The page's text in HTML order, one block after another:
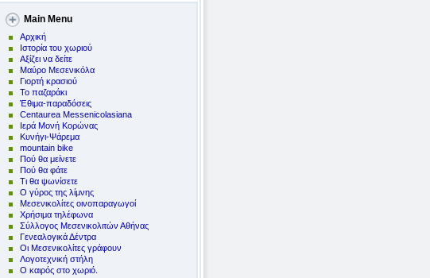
Main Menu
Αρχική
Ιστορία του χωριού
Αξίζει να δείτε
Μαύρο Μεσενικόλα
Γιορτή κρασιού
Το παζαράκι
Έθιμα-παραδόσεις
Centaurea Messenicolasiana
Ιερά Μονή Κορώνας
Kυνήγι-Ψάρεμα
mountain bike
Πoύ θα μείνετε
Πού θα φάτε
Τι θα ψωνίσετε
Ο γύρος της λίμνης
Μεσενικολίτες οινοπαραγωγοί
Χρήσιμα τηλέφωνα
Σύλλογος Μεσενικολιτών Αθήνας
Γενεαλογικά Δέντρα
Οι Μεσενικολίτες γράφουν
Λογοτεχνική στήλη
Ο καιρός στο χωριό.